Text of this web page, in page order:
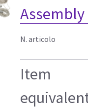
Assembly
N. articolo
Item